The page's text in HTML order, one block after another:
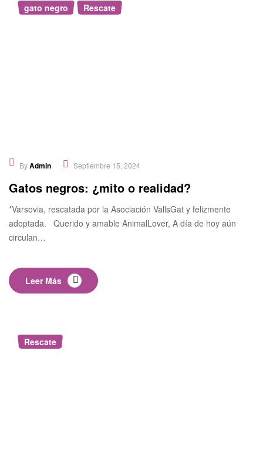
gato negro Rescate
ByAdmin Septiembre 15, 2024
Gatos negros: ¿mito o realidad?
*Varsovia, rescatada por la Asociación VallsGat y felizmente
adoptada. Querido y amable AnimalLover, A día de hoy aún
circulan…
Leer Más
Rescate